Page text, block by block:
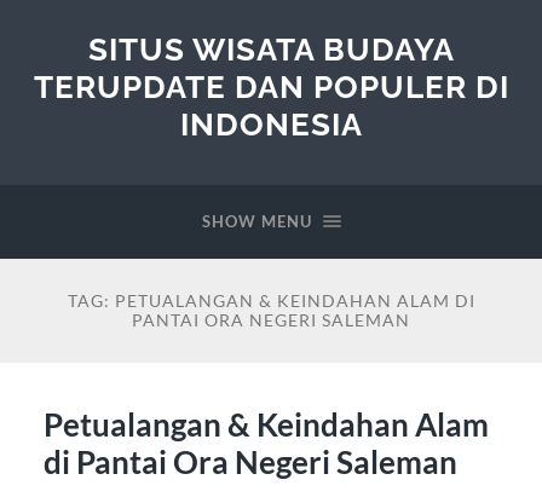
SITUS WISATA BUDAYA
TERUPDATE DAN POPULER DI
INDONESIA
SHOW MENU
TAG: PETUALANGAN & KEINDAHAN ALAM DI
PANTAI ORA NEGERI SALEMAN
Petualangan & Keindahan Alam
di Pantai Ora Negeri Saleman